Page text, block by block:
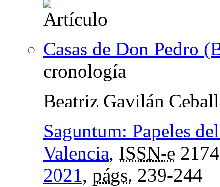
Casas de Don Pedro
cronología
Beatriz Gavilán
Saguntum: Papeles
Valencia, ISSN-e
2021, págs. 239-244